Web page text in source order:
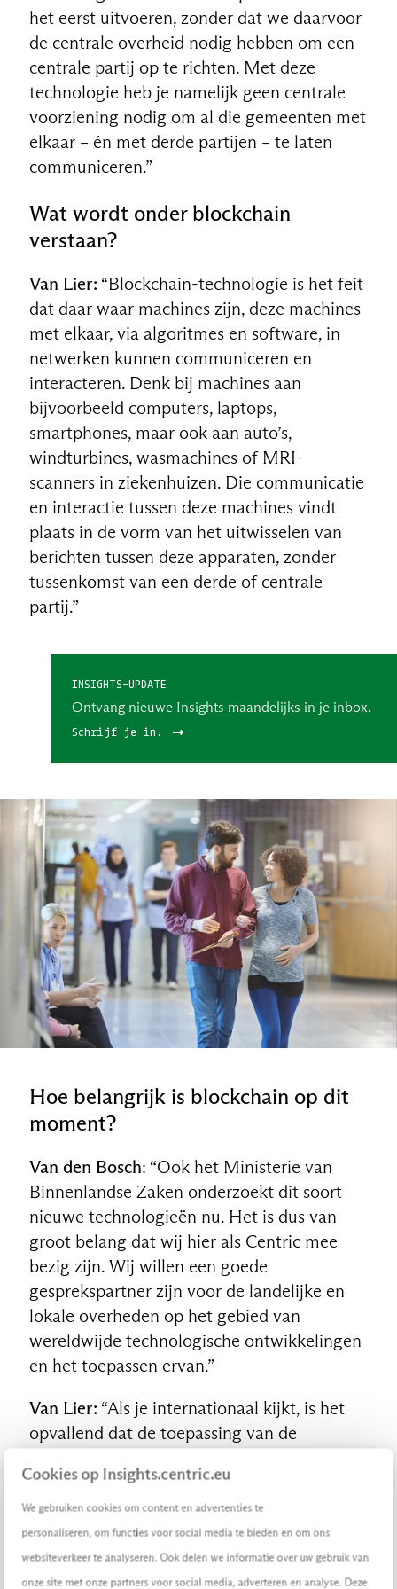
Cookies op Insights.centric.eu
We gebruiken cookies om content en advertenties te
personaliseren, om functies voor social media te bieden en om ons
websiteverkeer te analyseren. Ook delen we informatie over uw gebruik van
onze site met onze partners voor social media, adverteren en analyse. Deze
het eerst uitvoeren, zonder dat we daarvoor
de centrale overheid nodig hebben om een
centrale partij op te richten. Met deze
technologie heb je namelijk geen centrale
voorziening nodig om al die gemeenten met
elkaar – én met derde partijen – te laten
communiceren.”
Wat wordt onder blockchain
verstaan?
Van Lier: “Blockchain-technologie is het feit
dat daar waar machines zijn, deze machines
met elkaar, via algoritmes en software, in
netwerken kunnen communiceren en
interacteren. Denk bij machines aan
bijvoorbeeld computers, laptops,
smartphones, maar ook aan auto’s,
windturbines, wasmachines of MRI-
scanners in ziekenhuizen. Die communicatie
en interactie tussen deze machines vindt
plaats in de vorm van het uitwisselen van
berichten tussen deze apparaten, zonder
tussenkomst van een derde of centrale
partij.”
INSIGHTS-UPDATE
Ontvang nieuwe Insights maandelijks in je inbox.
Schrijf je in.
Hoe belangrijk is blockchain op dit
moment?
Van den Bosch: “Ook het Ministerie van
Binnenlandse Zaken onderzoekt dit soort
nieuwe technologieën nu. Het is dus van
groot belang dat wij hier als Centric mee
bezig zijn. Wij willen een goede
gesprekspartner zijn voor de landelijke en
lokale overheden op het gebied van
wereldwijde technologische ontwikkelingen
en het toepassen ervan.”
Van Lier: “Als je internationaal kijkt, is het
opvallend dat de toepassing van de
Iedereen praat over Bitcoin en smart
contracts, maar er zijn maar heel weinig
partijen in Nederland die momenteel kijken
naar de toepassing van de fundamenten van
dit soort technologieën op grote schaal.